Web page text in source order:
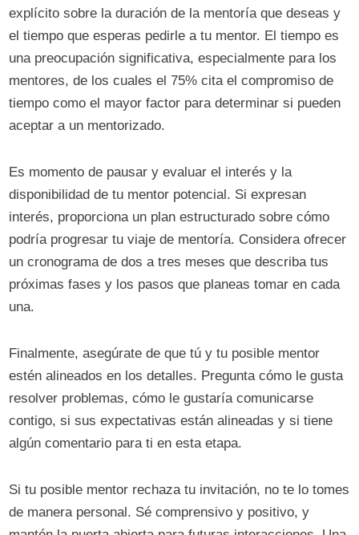
explícito sobre la duración de la mentoría que deseas y
el tiempo que esperas pedirle a tu mentor. El tiempo es
una preocupación significativa, especialmente para los
mentores, de los cuales el 75% cita el compromiso de
tiempo como el mayor factor para determinar si pueden
aceptar a un mentorizado.
Es momento de pausar y evaluar el interés y la
disponibilidad de tu mentor potencial. Si expresan
interés, proporciona un plan estructurado sobre cómo
podría progresar tu viaje de mentoría. Considera ofrecer
un cronograma de dos a tres meses que describa tus
próximas fases y los pasos que planeas tomar en cada
una.
Finalmente, asegúrate de que tú y tu posible mentor
estén alineados en los detalles. Pregunta cómo le gusta
resolver problemas, cómo le gustaría comunicarse
contigo, si sus expectativas están alineadas y si tiene
algún comentario para ti en esta etapa.
Si tu posible mentor rechaza tu invitación, no te lo tomes
de manera personal. Sé comprensivo y positivo, y